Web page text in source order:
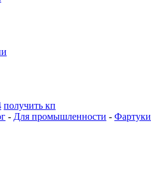
получить кп
- Для промышленности - Фартуки